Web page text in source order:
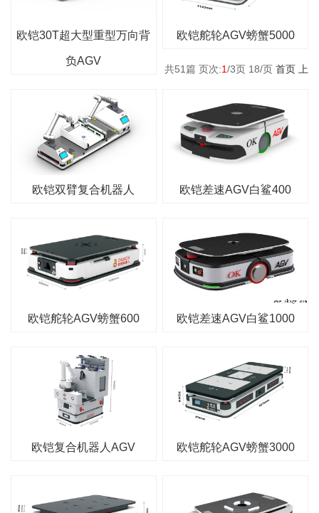
欧铠30T超大型重型万向背
负AGV
欧铠舵轮AGV螃蟹5000
欧铠双臂复合机器人 欧铠差速AGV白鲨400
欧铠舵轮AGV螃蟹600 欧铠差速AGV白鲨1000
欧铠复合机器人AGV 欧铠舵轮AGV螃蟹3000
共51篇 页次:1/3页 18/页 首页 上